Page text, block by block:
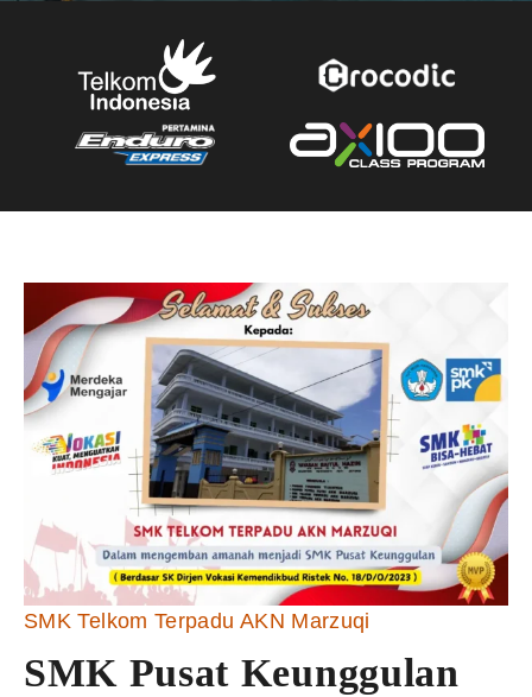
SMK Telkom Terpadu AKN Marzuqi
SMK Pusat Keunggulan